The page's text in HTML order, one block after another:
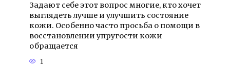
Задают себе этот вопрос многие, кто хочет
выглядеть лучше и улучшить состояние
кожи. Особенно часто просьба о помощи в
восстановлении упругости кожи
обращается
1